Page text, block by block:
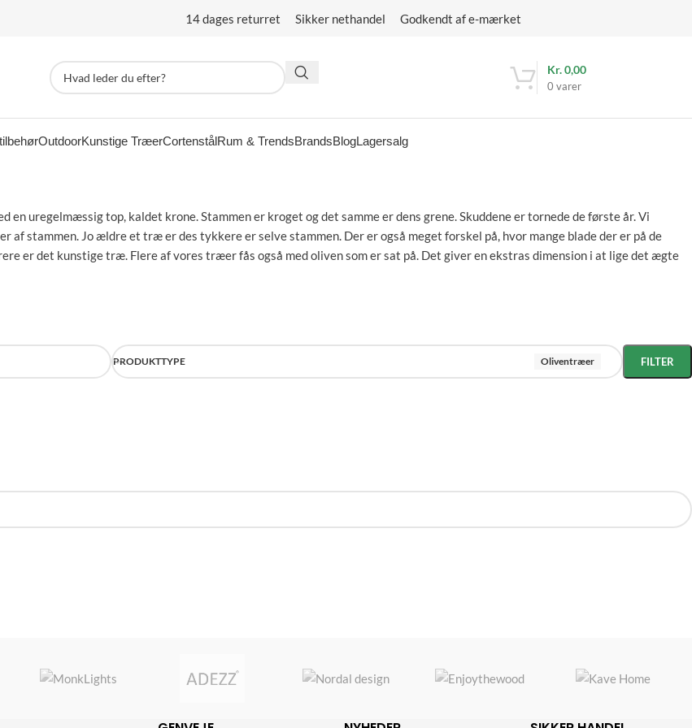
14 dages returret Sikker nethandel Godkendt af e-mærket
0 varer
Kr.0,00
OutdoorKunstige TræerCortenstålRum & TrendsBrandsBlogLagersalg
uregelmæssig top, kaldet krone. Stammen er kroget og det samme er dens grene. Skuddene er tornede de første år. Vi
stammen. Jo ældre et træ er des tykkere er selve stammen. Der er også meget forskel på, hvor mange blade der er på de
er det kunstige træ. Flere af vores træer fås også med oliven som er sat på. Det giver en ekstras dimension i at lige det ægte
PRODUKTTYPE Oliventræer FILTER